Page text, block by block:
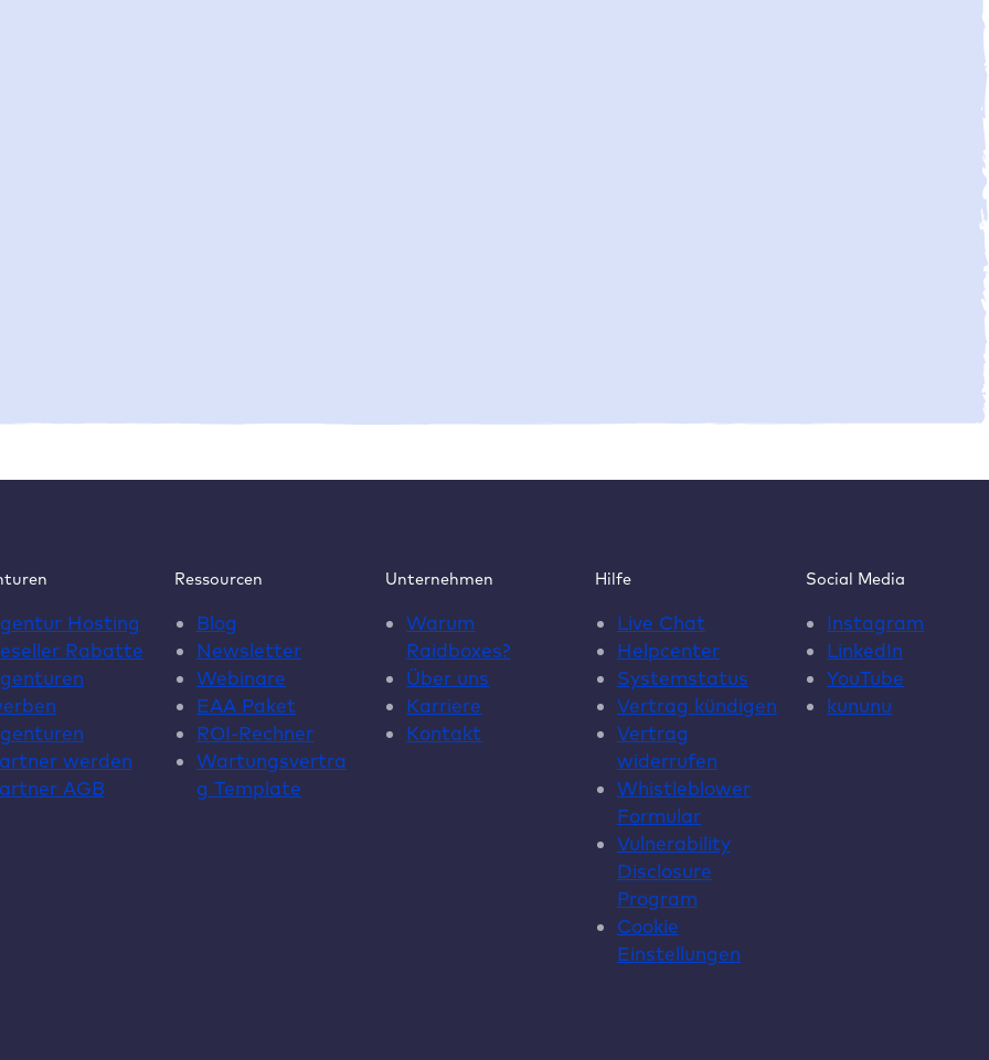
Hosting
Rabatte
werden
AGB
Ressourcen
Blog
Newsletter
Webinare
EAA Paket
ROI-Rechner
Wartungsvertra
g Template
Unternehmen
Warum
Raidboxes?
Über uns
Karriere
Kontakt
Hilfe
Live Chat
Helpcenter
Systemstatus
Vertrag kündigen
Vertrag
widerrufen
Whistleblower
Formular
Vulnerability
Disclosure
Program
Cookie
Einstellungen
Social Media
Instagram
LinkedIn
YouTube
kununu